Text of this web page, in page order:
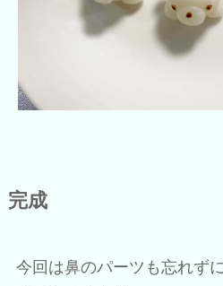
完成
今回は鼻のパーツも忘れず